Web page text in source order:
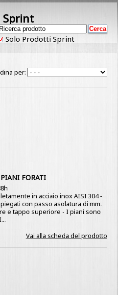
Sprint
Solo Prodotti Sprint
per:
FORATI
in acciaio inox AISI 304 -
con passo asolatura di mm.
e tappo superiore - I piani sono
Vai alla scheda del prodotto